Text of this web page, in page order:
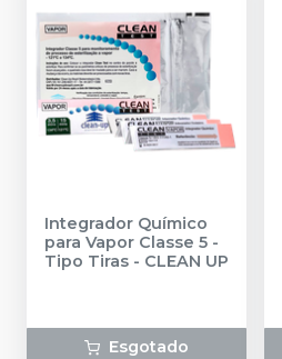
Integrador Químico
para Vapor Classe 5 -
Tipo Tiras - CLEAN UP
Esgotado